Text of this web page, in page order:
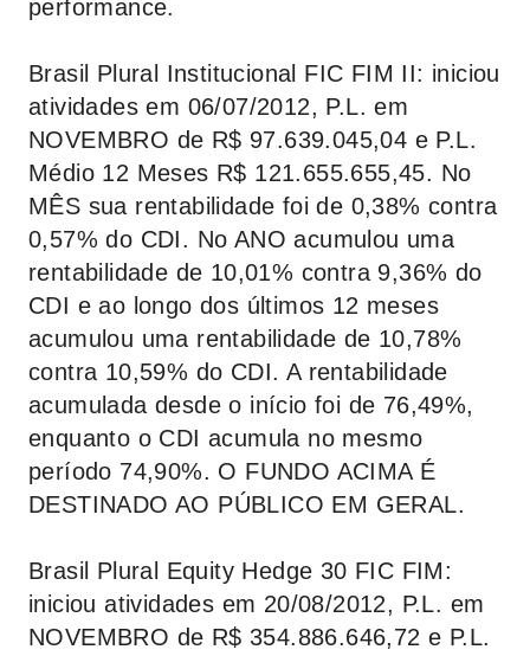
performance.
Brasil Plural Institucional FIC FIM II: iniciou
atividades em 06/07/2012, P.L. em
NOVEMBRO de R$ 97.639.045,04 e P.L.
Médio 12 Meses R$ 121.655.655,45. No
MÊS sua rentabilidade foi de 0,38% contra
0,57% do CDI. No ANO acumulou uma
rentabilidade de 10,01% contra 9,36% do
CDI e ao longo dos últimos 12 meses
acumulou uma rentabilidade de 10,78%
contra 10,59% do CDI. A rentabilidade
acumulada desde o início foi de 76,49%,
enquanto o CDI acumula no mesmo
período 74,90%. O FUNDO ACIMA É
DESTINADO AO PÚBLICO EM GERAL.
Brasil Plural Equity Hedge 30 FIC FIM:
iniciou atividades em 20/08/2012, P.L. em
NOVEMBRO de R$ 354.886.646,72 e P.L.